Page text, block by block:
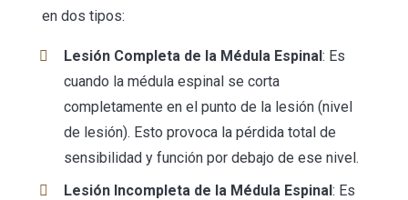
en dos tipos:
Lesión Completa de la Médula Espinal: Es
cuando la médula espinal se corta
completamente en el punto de la lesión (nivel
de lesión). Esto provoca la pérdida total de
sensibilidad y función por debajo de ese nivel.
Lesión Incompleta de la Médula Espinal: Es